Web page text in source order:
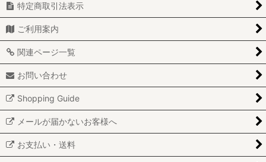
特定商取引法表示
ご利用案内
関連ページ一覧
お問い合わせ
Shopping Guide
メールが届かないお客様へ
お支払い・送料